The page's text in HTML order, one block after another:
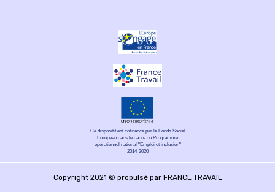
Ce dispositif est cofinancé par le Fonds Social
Européen dans le cadre du Programme
opérationnel national "Emploi et inclusion"
2014-2020
Copyright 2021 © propulsé par FRANCE TRAVAIL